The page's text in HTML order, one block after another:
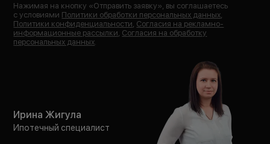
Нажимая на кнопку «Отправить заявку», вы соглашаетесь
с условиями Политики обработки персональных данных
Политики конфиденциальности Согласия на рекламно-
информационные рассылки Согласия на обработку
персональных данных
Ирина Жигула
Ипотечный специалист